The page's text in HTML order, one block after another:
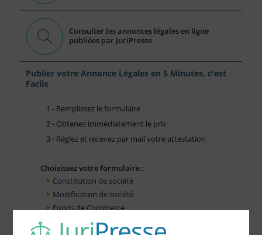
Consulter les annonces légales en ligne
publiées par JuriPresse
Publier votre Annonce Légales en 5 Minutes, c'est
Facile
1 - Remplissez le formulaire
2 - Obtenez immédiatement le prix
3 - Réglez et recevez par mail votre attestation
Choisissez votre formulaire :
Constitution de société
Modification de société
Fonds de Commerce
Cessation d'activité